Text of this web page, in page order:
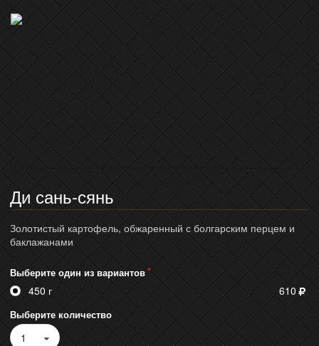
Ди сань-сянь
Золотистый картофель, обжаренный с болгарским перцем и
баклажанами
Выберите один из вариантов
450 г 610
Выберите количество
1